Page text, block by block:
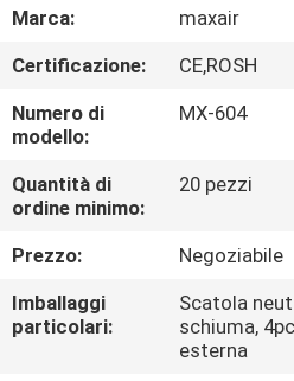
GIRO
DELLA
FABBRICA
CONTROLLO
DI
QUALITÀ
CONTATTICI
Marca:
maxair
Certificazione:
CE,ROSH
Numero di
modello:
MX-604
Quantità di
ordine minimo:
20 pezzi
Prezzo:
Negoziabile
Imballaggi
particolari:
Scatola
schiuma,
esterna